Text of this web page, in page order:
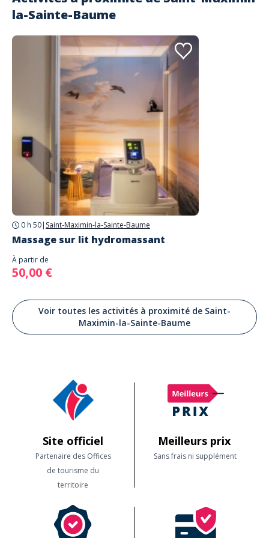
la-Sainte-Baume
0 h 50| Saint-Maximin-la-Sainte-Baume
Massage sur lit hydromassant
À partir de
50,00 €
Voir toutes les activités à proximité de Saint-
Maximin-la-Sainte-Baume
Site officiel
Partenaire des Offices
de tourisme du
territoire
Meilleurs prix
Sans frais ni supplément